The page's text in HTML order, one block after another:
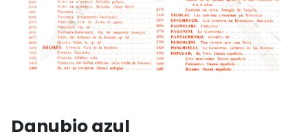
Danubio azul